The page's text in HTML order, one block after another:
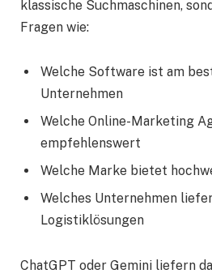
klassische Suchmaschinen,
Fragen wie:
Welche Software ist am
Unternehmen
Welche Online-Marketing
empfehlenswert
Welche Marke bietet
Welches Unternehmen
Logistiklösungen
ChatGPT oder Gemini liefern